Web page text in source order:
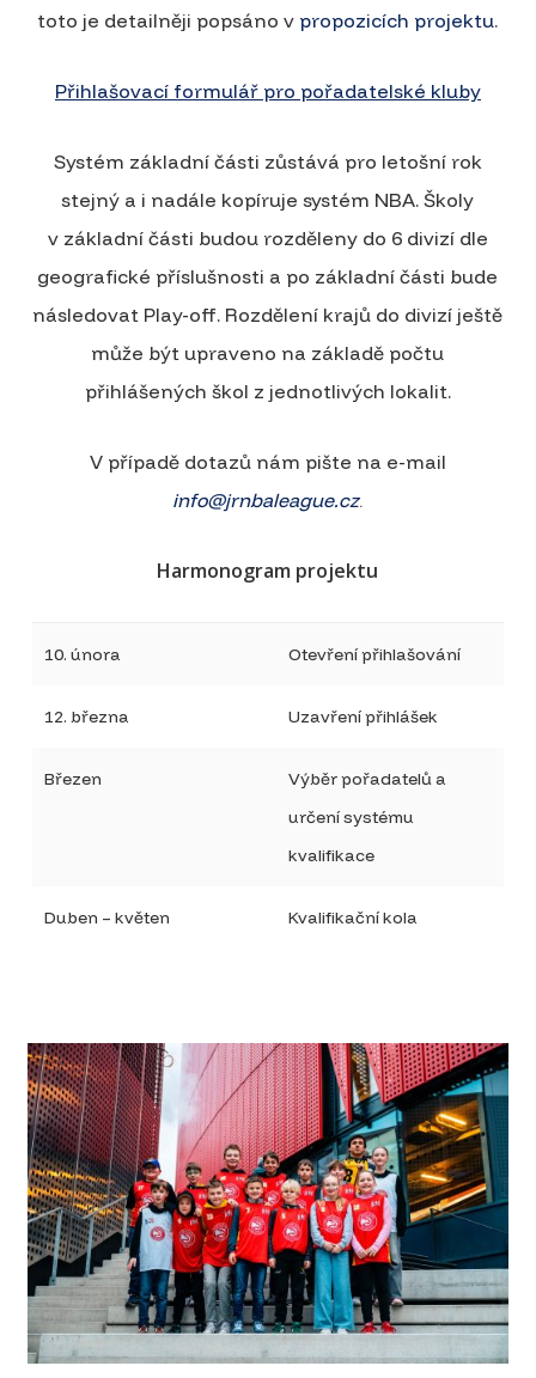
toto je detailněji popsáno v propozicích projektu.
Přihlašovací formulář pro pořadatelské kluby
Systém základní části zůstává pro letošní rok
stejný a i nadále kopíruje systém NBA. Školy
v základní části budou rozděleny do 6 divizí dle
geografické příslušnosti a po základní části bude
následovat Play-off. Rozdělení krajů do divizí ještě
může být upraveno na základě počtu
přihlášených škol z jednotlivých lokalit.
V případě dotazů nám pište na e-mail
info@jrnbaleague.cz.
Harmonogram projektu
10. února Otevření přihlašování
12. března Uzavření přihlášek
Březen
Výběr pořadatelů a
určení systému
kvalifikace
Duben – květen Kvalifikační kola
Říjen – listopad Základní část
2. pol. listopadu Konferenční Finále
Prosinec Velké Finále